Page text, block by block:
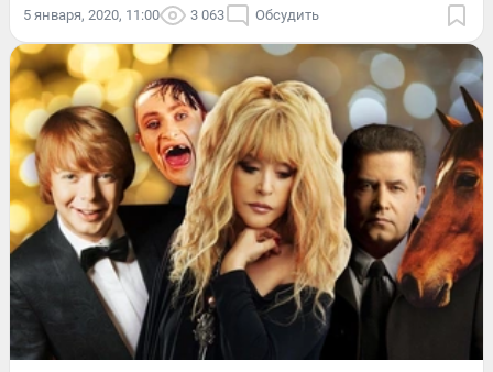
5 января, 2020, 11:00 3 063 Обсудить